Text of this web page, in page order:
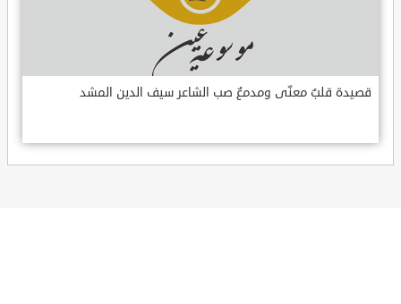
قصيدة قلبٌ معنّى ومدمعٌ صب الشاعر سيف الدين المشد